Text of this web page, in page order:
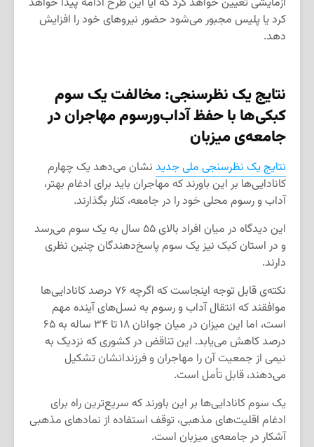
کرد یا پلیس مجبور می‌شود حضور نیروهای خود را افزایش
دهد.
نتایج یک نظرسنجی: مخالفت یک سوم
کبکی‌ها با حفظ آداب‌ورسوم مهاجران در
جامعه‌ی میزبان
نتایج یک نظرسنجی ملی جدید نشان می‌دهد یک چهارم
کانادایی‌ها بر این باورند که مهاجران باید برای ادغام بهتر،
آداب و رسوم محلی خود را در جامعه، کنار بگذارند.
این دیدگاه در میان افراد بالای ۵۵ سال به یک سوم می‌رسد
و در استان کبک نیز یک سوم پاسخ‌دهندگان چنین نظری
دارند.
نکته‌ی قابل توجه اینجاست که اگرچه ۷۶ درصد کانادایی‌ها
موافقند که انتقال آداب و رسوم به نسل‌های آینده مهم
است، اما این میزان در میان جوانان ۱۸ تا ۳۴ ساله به ۶۵
درصد کاهش می‌یابد. این تناقض در کشوری که نزدیک به
نیمی از جمعیت آن را مهاجران و فرزندانشان تشکیل
می‌دهند، قابل تأمل است.
یک سوم کانادایی‌ها بر این باورند که سریع‌ترین راه برای
ادغام اقلیت‌های مذهبی، توقف استفاده از نمادهای مذهبی
آشکار در جامعه‌ی میزبان است.